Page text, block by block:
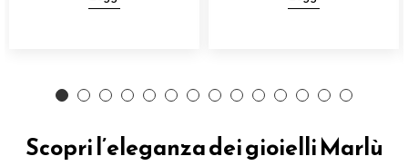
Scopri l’eleganza dei gioielli Marlù